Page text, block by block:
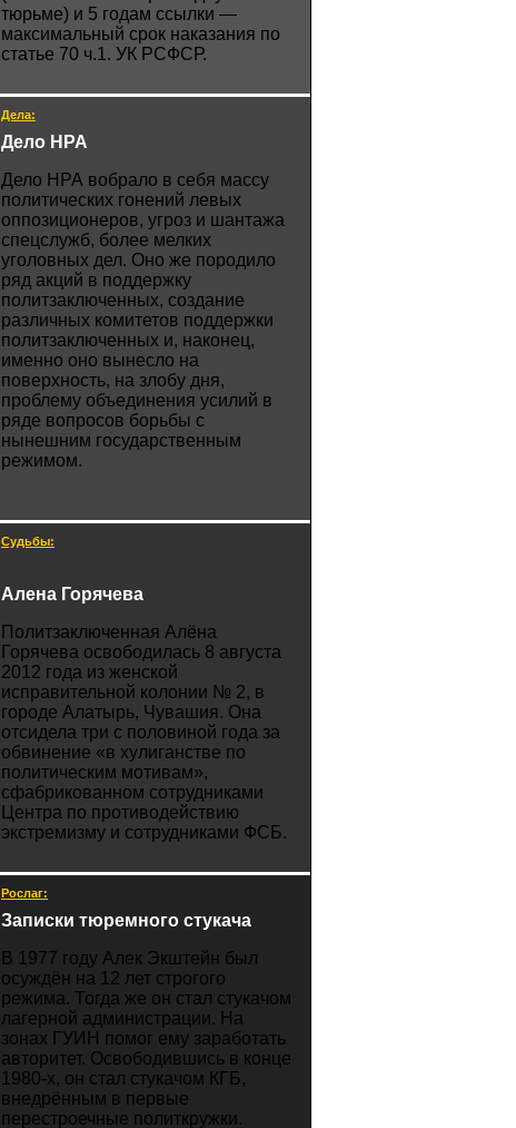
тюрьме) и 5 годам ссылки —
максимальный срок наказания по
статье 70 ч.1. УК РСФСР.
Дела:
Дело НРА
Дело НРА вобрало в себя массу
политических гонений левых
оппозиционеров, угроз и шантажа
спецслужб, более мелких
уголовных дел. Оно же породило
ряд акций в поддержку
политзаключенных, создание
различных комитетов поддержки
политзаключенных и, наконец,
именно оно вынесло на
поверхность, на злобу дня,
проблему объединения усилий в
ряде вопросов борьбы с
нынешним государственным
режимом.
Судьбы:
Алена Горячева
Политзаключенная Алёна
Горячева освободилась 8 августа
2012 года из женской
исправительной колонии № 2, в
городе Алатырь, Чувашия. Она
отсидела три с половиной года за
обвинение «в хулиганстве по
политическим мотивам»,
сфабрикованном сотрудниками
Центра по противодействию
экстремизму и сотрудниками ФСБ.
Рослаг:
Записки тюремного стукача
В 1977 году Алек Экштейн был
осуждён на 12 лет строгого
режима. Тогда же он стал стукачом
лагерной администрации. На
зонах ГУИН помог ему заработать
авторитет. Освободившись в конце
1980-х, он стал стукачом КГБ,
внедрённым в первые
перестроечные политкружки.